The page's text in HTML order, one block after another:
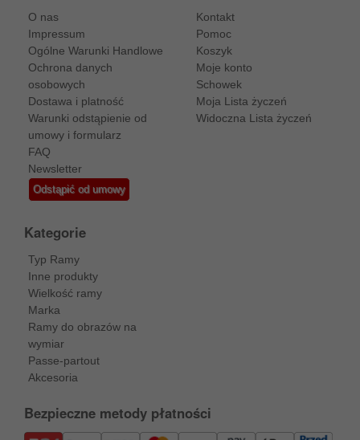
O nas
Impressum
Ogólne Warunki Handlowe
Ochrona danych
osobowych
Dostawa i platność
Warunki odstąpienie od
umowy i formularz
FAQ
Newsletter
Odstąpić od umowy
Kontakt
Pomoc
Koszyk
Moje konto
Schowek
Moja Lista życzeń
Widoczna Lista życzeń
Kategorie
Typ Ramy
Inne produkty
Wielkość ramy
Marka
Ramy do obrazów na
wymiar
Passe-partout
Akcesoria
Bezpieczne metody płatności